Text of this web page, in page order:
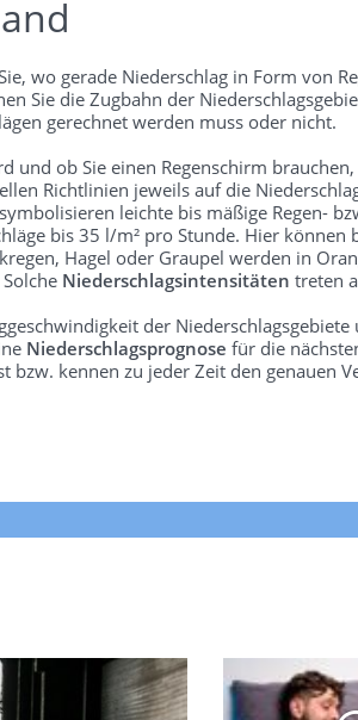
wo gerade Niederschlag in Form von
Sie die Zugbahn der
gerechnet werden muss oder nicht.
und ob Sie einen Regenschirm
Richtlinien jeweils auf die
leichte bis mäßige Regen-
bis 35 l/m² pro Stunde. Hier
Hagel oder Graupel werden in
Niederschlagsintensitäten treten
der
Niederschlagsprognose für die
bzw. kennen zu jeder Zeit den genauen